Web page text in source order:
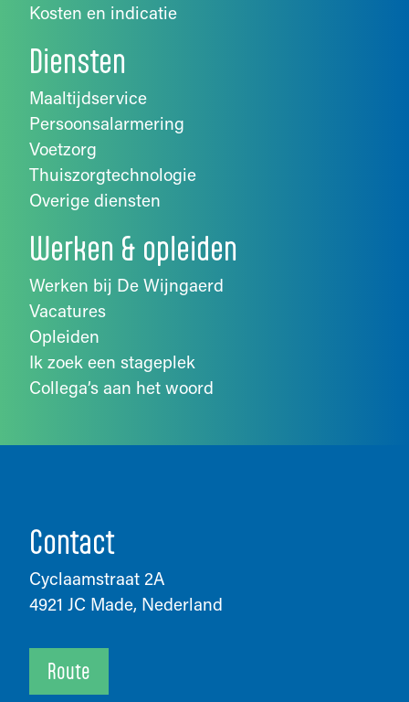
Kosten en indicatie
Diensten
Maaltijdservice
Persoonsalarmering
Voetzorg
Thuiszorgtechnologie
Overige diensten
Werken & opleiden
Werken bij De Wijngaerd
Vacatures
Opleiden
Ik zoek een stageplek
Collega’s aan het woord
Contact
Cyclaamstraat 2A
4921 JC Made, Nederland
Route